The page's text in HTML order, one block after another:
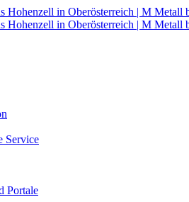
Service
Portale